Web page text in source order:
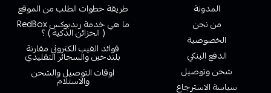
المدونة
من نحن
الخصوصية
الدفع البنكي
شحن وتوصيل
سياسة الاسترجاع
طريقة خطوات الطلب من الموقع
ما هي خدمة ريدبوكس RedBox
( الخزائن الذكية ) ؟
فوائد الفيب الكتروني مقارنة
بلتدخين والسجائر التقليدي
اوقات التوصيل والشحن
والاستلام